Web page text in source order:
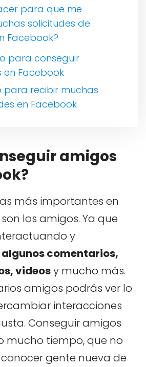
para que me
solicitudes de
Facebook?
para conseguir
en Facebook
para recibir muchas
en Facebook
amigos
más importantes en
los amigos. Ya que
y
algunos comentarios,
videosy mucho más.
amigos podrás ver lo
interacciones
Conseguir amigos
mucho tiempo, que no
gente nueva de